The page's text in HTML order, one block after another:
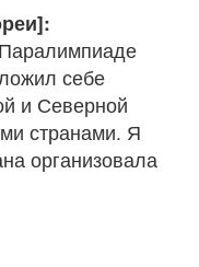
себе
и Северной
странами. Я
организовала